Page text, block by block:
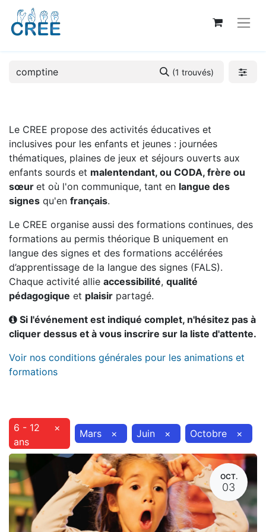
(1 trouvés)
Le CREE propose des activités éducatives et
inclusives pour les enfants et jeunes : journées
thématiques, plaines de jeux et séjours ouverts aux
enfants sourds et malentendant, ou CODA, frère ou
sœur et où l'on communique, tant en langue des
signes qu'en français.
Le CREE organise aussi des formations continues, des
formations au permis théorique B uniquement en
langue des signes et des formations accélérées
d’apprentissage de la langue des signes (FALS).
Chaque activité allie accessibilité, qualité
pédagogique et plaisir partagé.
Si l'événement est indiqué complet, n'hésitez pas à
cliquer dessus et à vous inscrire sur la liste d'attente.
Voir nos conditions générales pour les animations et
formations
6 - 12
ans
× Mars × Juin × Octobre ×
OCT.
03